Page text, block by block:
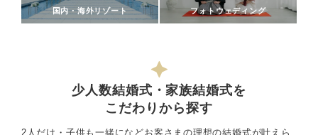
国内・海外リゾート フォトウェディング
少人数結婚式・家族結婚式を
こだわりから探す
2人だけ・子供も一緒になどお客さまの理想の結婚式が叶えら